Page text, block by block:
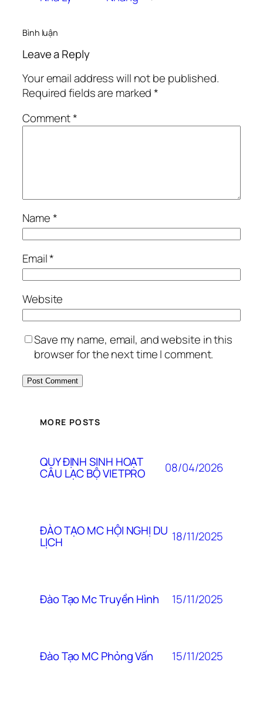
Bình luận
Leave a Reply
Your email address will not be published.
Required fields are marked*
Comment*
Name*
Email*
Website
Save my name, email, and website in this
browser for the next time I comment.
MORE POSTS
QUY ĐỊNH SINH HOẠT
CÂU LẠC BỘ VIETPRO 08/04/2026
ĐÀO TẠO MC HỘI NGHỊ DU
LỊCH 18/11/2025
Đào Tạo Mc Truyền Hình 15/11/2025
Đào Tạo MC Phỏng Vấn 15/11/2025